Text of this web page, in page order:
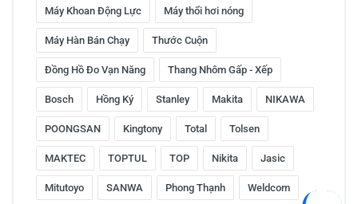
Máy Khoan Động Lực Máy thổi hơi nóng
Máy Hàn Bán Chạy Thước Cuộn
Đồng Hồ Đo Vạn Năng Thang Nhôm Gấp - Xếp
Bosch Hồng Ký Stanley Makita NIKAWA
POONGSAN Kingtony Total Tolsen
MAKTEC TOPTUL TOP Nikita Jasic
Mitutoyo SANWA Phong Thạnh Weldcom